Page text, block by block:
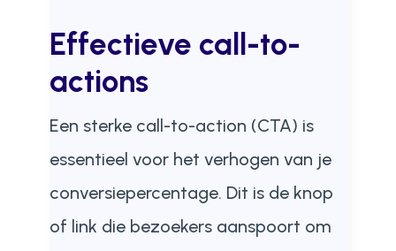
Effectieve call-to-
actions
Een sterke call-to-action (CTA) is
essentieel voor het verhogen van je
conversiepercentage. Dit is de knop
of link die bezoekers aanspoort om